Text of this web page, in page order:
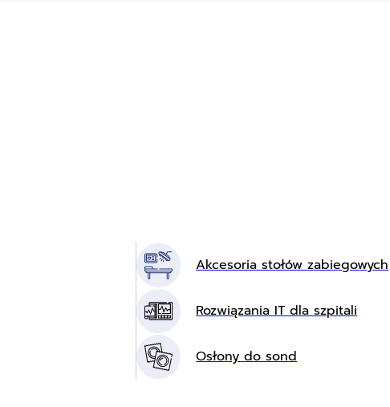
Akcesoria stołów zabiegowych
Rozwiązania IT dla szpitali
Osłony do sond